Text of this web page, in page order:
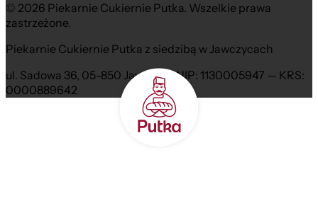
© 2026 Piekarnie Cukiernie Putka. Wszelkie prawa
zastrzeżone.
Piekarnie Cukiernie Putka z siedzibą w Jawczycach
ul. Sadowa 36, 05-850 Jawczyce NIP: 1130005947 — KRS:
0000889642